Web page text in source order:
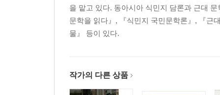
을 맡고 있다. 동아시아 식민지 담론과 근대
문학을 읽다』, 『식민지 국민문학론』, 『근
물』 등이 있다.
작가의 다른 상품